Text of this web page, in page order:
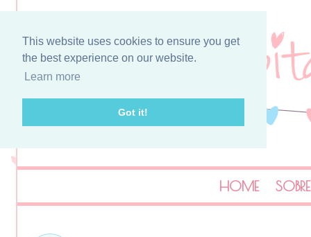
This website uses cookies to ensure you get
the best experience on our website.
Learn more
Got it!
HOME